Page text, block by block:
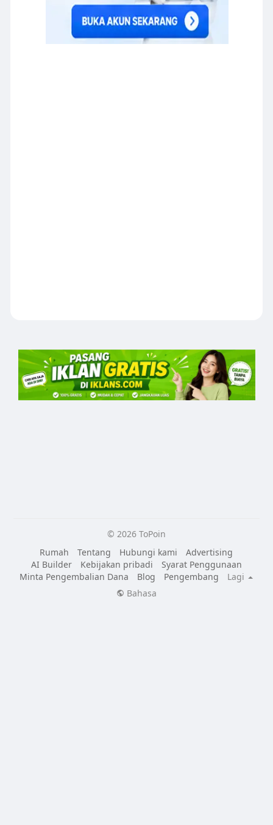
© 2026 ToPoin
Rumah
Tentang Hubungi kami
Advertising
AI Builder
Kebijakan pribadi
Syarat Penggunaan
Minta Pengembalian Dana
Blog Pengembang
Lagi
Bahasa